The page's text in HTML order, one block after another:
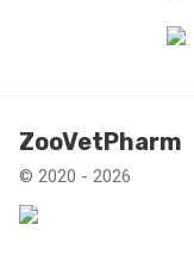
ZooVetPharm
© 2020 - 2026